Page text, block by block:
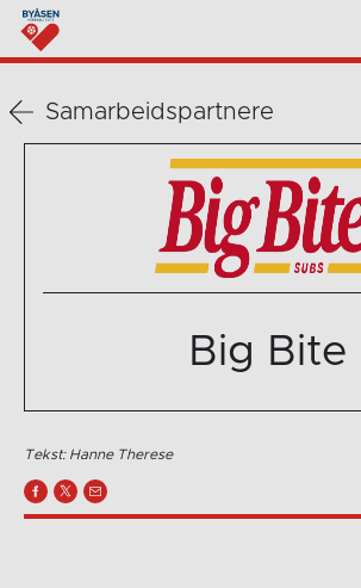
Samarbeidspartnere
Big Bite
Tekst: Hanne Therese